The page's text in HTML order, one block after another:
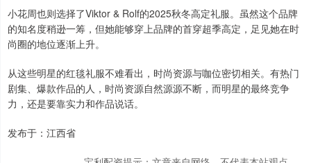
小花周也则选择了Viktor & Rolf的2025秋冬高定礼服。虽然这个品牌
的知名度稍逊一筹，但她能够穿上品牌的首穿超季高定，足见她在时
尚圈的地位逐渐上升。
从这些明星的红毯礼服不难看出，时尚资源与咖位密切相关。有热门
剧集、爆款作品的人，时尚资源自然源源不断，而明星的最终竞争
力，还是要靠实力和作品说话。
发布于：江西省